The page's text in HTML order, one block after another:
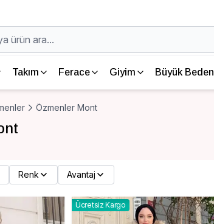
Takım Ferace Giyim Büyük Beden
Özmenler Mont
Renk Avantaj
Ücretsiz Kargo